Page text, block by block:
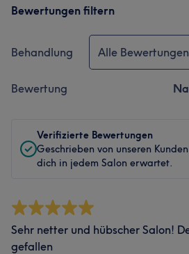
Bewertungen filtern
Behandlung Alle Bewertungen
Bewertung
Verifizierte Bewertungen
Geschrieben von unseren
dich in jedem Salon erwartet.
Sehr netter und hübscher Salon!
gefallen